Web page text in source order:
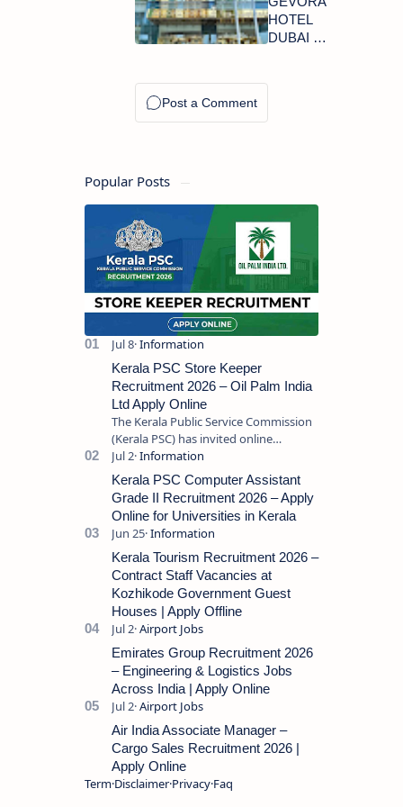
HIRING
IN
HOTEL
DUBAI IS
Popular Posts
Kerala PSC Store Keeper
Recruitment 2026 – Oil Palm India
Ltd Apply Online
The Kerala Public Service Commission
(Kerala PSC) has invited online
applications from eligible candidates
for the post of Store Keeper in Oil Pal…
Kerala PSC Computer Assistant
Grade II Recruitment 2026 – Apply
Online for Universities in Kerala
Kerala Tourism Recruitment 2026 –
Contract Staff Vacancies at
Kozhikode Government Guest
Houses | Apply Offline
Emirates Group Recruitment 2026
– Engineering & Logistics Jobs
Across India | Apply Online
Air India Associate Manager –
Cargo Sales Recruitment 2026 |
Apply Online
Term Disclaimer Privacy Faq